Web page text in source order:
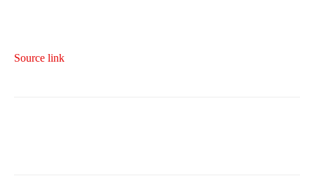
Source link